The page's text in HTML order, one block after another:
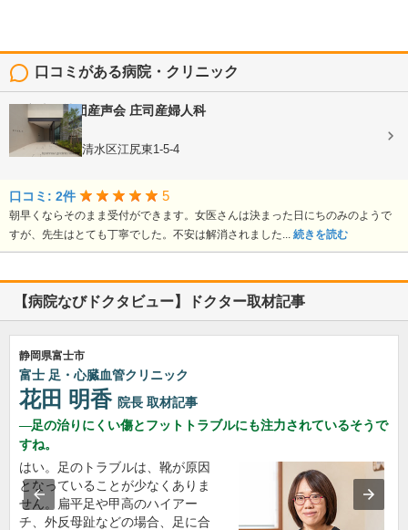
口コミがある病院・クリニック
医療法人社団産声会 庄司産婦人科
産婦人科
静岡県静岡市清水区江尻東1-5-4
口コミ: 2件 5
朝早くならそのまま受付ができます。女医さんは決まった日にちのみのようで
すが、先生はとても丁寧でした。不安は解消されました... 続きを読む
【病院なびドクタビュー】ドクター取材記事
静岡県富士市
富士 足・心臓血管クリニック
花田 明香 院長 取材記事
足の治りにくい傷とフットトラブルにも注力されているそうで
すね。
はい。足のトラブルは、靴が原因
となっていることが少なくありま
せん。扁平足や甲高のハイアー
チ、外反母趾などの場合、足に合